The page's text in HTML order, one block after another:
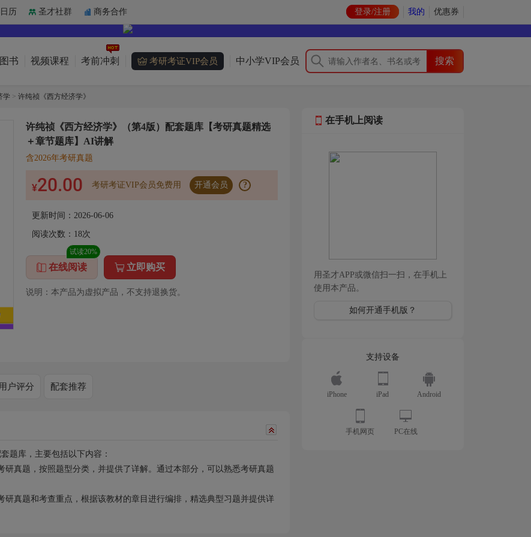
历 圣才社群 商务合作 登录/注册 我的 优惠券
图书 视频课程 考前冲刺 考研考证VIP会员 中小学VIP会员
学 > 许纯祯《西方经济学》
许纯祯《西方经济学》（第4版）配套题库【考研真题精选
＋章节题库】AI讲解
含2026年考研真题
¥20.00 考研考证VIP会员免费用 开通会员 ?
更新时间：2026-06-06
阅读次数： 18次
在线阅读
试读20%
立即购买
说明：本产品为虚拟产品，不支持退换货。
用户评分 配套推荐
题库，主要包括以下内容：
真题，按照题型分类，并提供了详解。通过本部分，可以熟悉考研真题
真题和考查重点，根据该教材的章目进行编排，精选典型习题并提供详
在手机上阅读
用圣才APP或微信扫一扫，在手机上
使用本产品。
如何开通手机版？
支持设备
iPhone iPad Android
手机网页 PC在线